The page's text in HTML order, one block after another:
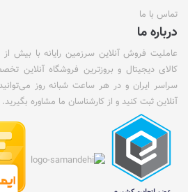
تماس با ما
درباره ما
عاملیت فروش آنلاین سرزمین رایانه با بیش
کالای دیجیتال و بروزترین فروشگاه
سراسر ایران و در هر ساعت شبانه روز
آنلاین ثبت کنید و از کارشناسان ما مشاوره بگیرید.